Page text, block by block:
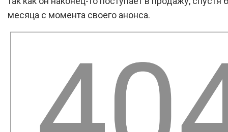
месяца с момента своего анонса.